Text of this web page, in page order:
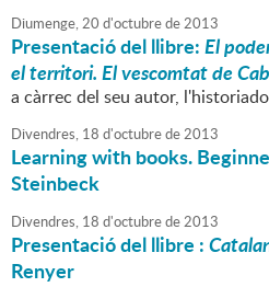
Diumenge,20 d'octubrede2013
Presentació del llibre:El
el territori. El vescomtat de
a càrrec del seu autor,
Divendres, 18 d'octubrede2013
Learning with books.
Steinbeck
Divendres, 18 d'octubrede2013
Presentació del llibre :
Renyer